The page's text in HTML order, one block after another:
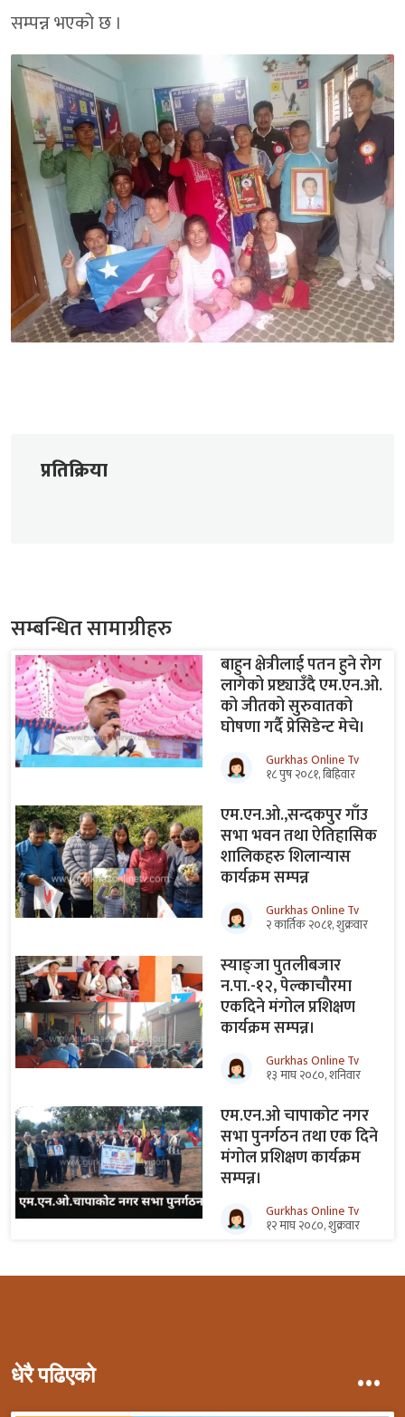
सम्पन्न भएको छ ।
प्रतिक्रिया
सम्बन्धित सामाग्रीहरु
बाहुन क्षेत्रीलाई पतन हुने रोग
लागेको प्रष्ट्याउँदै एम.एन.ओ.
को जीतको सुरुवातको
घोषणा गर्दै प्रेसिडेन्ट मेचे।
Gurkhas Online Tv
१८ पुष २०८१, बिहिवार
एम.एन.ओ.,सन्दकपुर गाँउ
सभा भवन तथा ऐतिहासिक
शालिकहरु शिलान्यास
कार्यक्रम सम्पन्न
Gurkhas Online Tv
२ कार्तिक २०८१, शुक्रवार
स्याङ्जा पुतलीबजार
न.पा.-१२, पेल्काचौरमा
एकदिने मंगोल प्रशिक्षण
कार्यक्रम सम्पन्न।
Gurkhas Online Tv
१३ माघ २०८०, शनिवार
एम.एन.ओ चापाकोट नगर
सभा पुनर्गठन तथा एक दिने
मंगोल प्रशिक्षण कार्यक्रम
सम्पन्न।
Gurkhas Online Tv
१२ माघ २०८०, शुक्रवार
धेरै पढिएको ...